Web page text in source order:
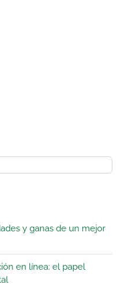
y ganas de un mejor
en línea: el papel